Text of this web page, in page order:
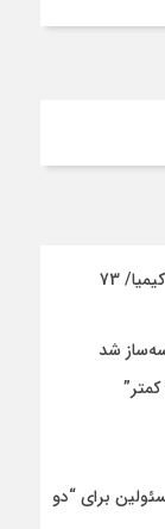
احداث پارک جدید پتروشیمیایی توسط گروه کیمیا/ 73
شد
برای “دو